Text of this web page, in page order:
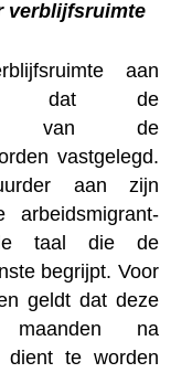
verblijfsruimte
aan
dat de
los van de
vastgelegd.
aan zijn
arbeidsmigrant-
taal die de
begrijpt. Voor
geldt dat deze
na
dient te worden